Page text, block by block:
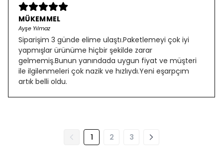
MÜKEMMEL
Ayşe Yılmaz
Siparişim 3 günde elime ulaştı.Paketlemeyi çok iyi
yapmışlar ürünüme hiçbir şekilde zarar
gelmemiş.Bunun yanındada uygun fiyat ve müşteri
ile ilgilenmeleri çok nazik ve hızlıydı.Yeni eşarpçım
artık belli oldu.
1 2 3